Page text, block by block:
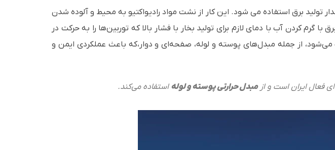
مدار تولید برق استفاده می شود. این کار از نشت مواد رادیواکتیو به محیط و آلوده شدن
گرم کردن آب با دمای لازم برای تولید بخار با فشار بالا که توربین‌ها را به حرکت در
از جمله مبدل‌های پوسته و لوله، صفحه‌ای و دوار،که باعث عملکردی ایمن و
مبدل حرارتی پوسته و لوله استفاده می‌کند.